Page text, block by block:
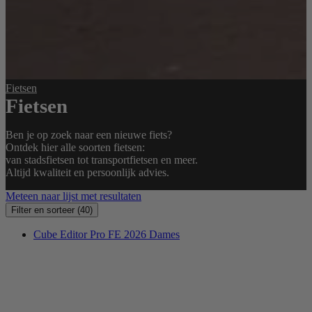
Fietsen
Fietsen
Ben je op zoek naar een nieuwe fiets?
Ontdek hier alle soorten fietsen:
van stadsfietsen tot transportfietsen en meer.
Altijd kwaliteit en persoonlijk advies.
Meteen naar lijst met resultaten
Filter en sorteer (40)
Cube Editor Pro FE 2026 Dames